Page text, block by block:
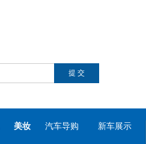
美妆 汽车导购 新车展示